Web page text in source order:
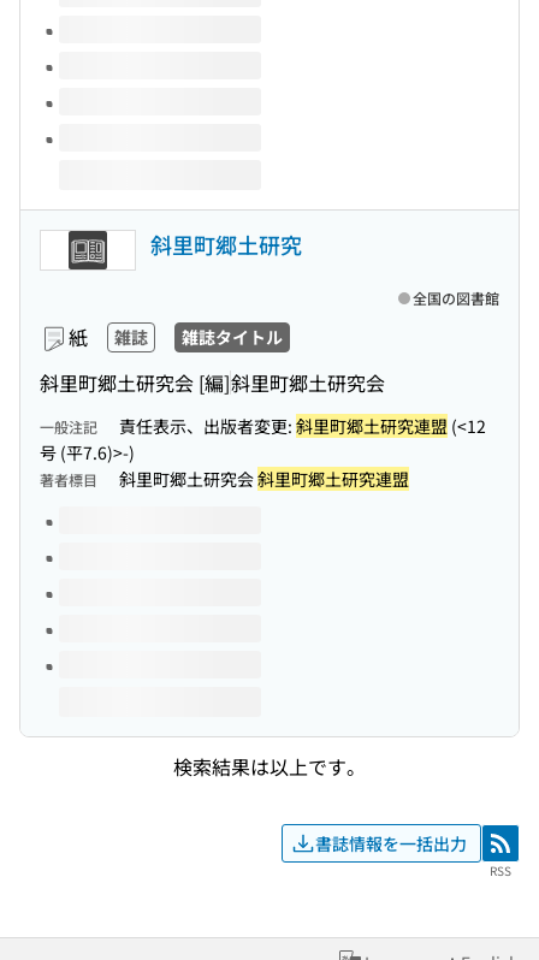
斜里町郷土研究
紙 雑誌 雑誌タイトル
斜里町郷土研究会 [編]斜里町郷土研究会
全国の図書館
一般注記 責任表示、出版者変更: 斜里町郷土研究連盟 (<12
号 (平7.6)>-)
著者標目 斜里町郷土研究会斜里町郷土研究連盟
このタイトルの巻号
検索結果は以上です。
書誌情報を一括出力 RSS
RSS